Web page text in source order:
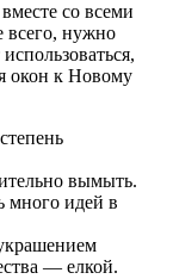
со всеми
всего, нужно
окон к Новому
вымыть.
много идей в
— елкой.